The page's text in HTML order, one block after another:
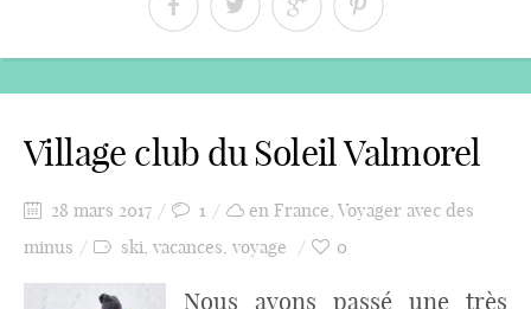
Village club du Soleil Valmorel
28 mars 2017 1 en France, Voyager avec des
minus
ski, vacances, voyage 0
Nous avons passé une très